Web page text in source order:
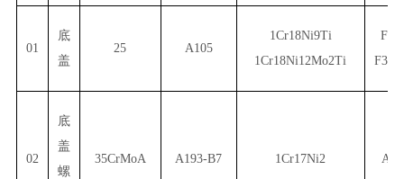
01
底
盖
25 A105
1Cr18Ni9Ti
1Cr18Ni12Mo2Ti
02
底
盖
螺
35CrMoA A193-B7 1Cr17Ni2